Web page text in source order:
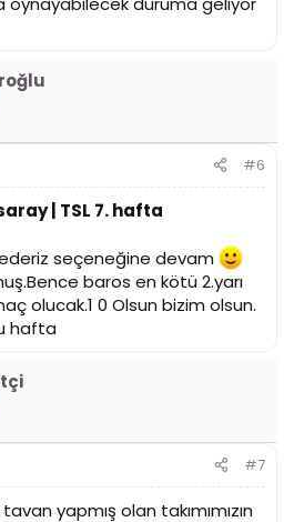
#6
| TSL 7. hafta
seçeneğine devam
baros en kötü 2.yarı
olucak.1 0 Olsun bizim olsun.
hafta
#7
yapmış olan takımımızın